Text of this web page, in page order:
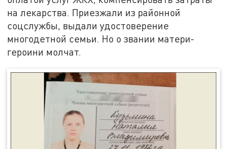
на лекарства. Приезжали из районной
соцслужбы, выдали удостоверение
многодетной семьи. Но о звании матери-
героини молчат.